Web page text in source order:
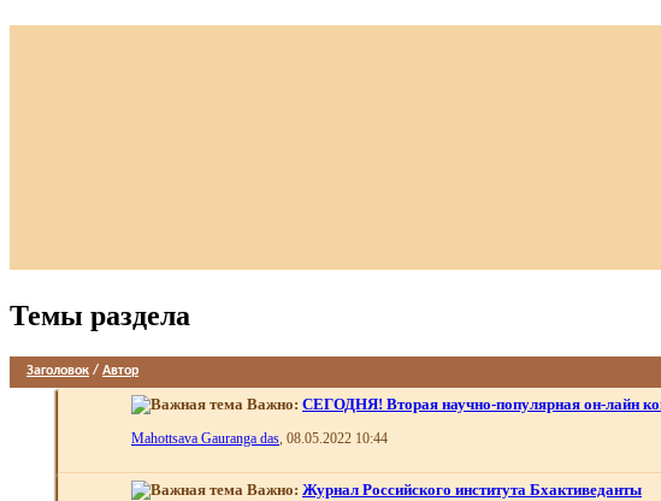
Темы раздела
Заголовок / Автор
Важно: СЕГОДНЯ! Вторая научно-популярная он-лайн
Mahottsava Gauranga das , 08.05.2022 10:44
Важно: Журнал Российского института Бхактиведанты